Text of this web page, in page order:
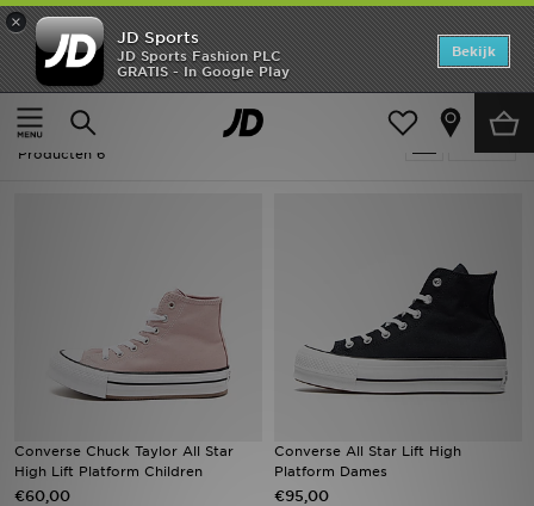
×
JD Sports
JD Sports Fashion PLC
GRATIS - In Google Play
Bekijk
Thuis
Converse All Star Lift
Converse All Star Lift
Producten 6
Converse Chuck Taylor All Star
High Lift Platform Children
€60,00
Converse All Star Lift High
Platform Dames
€95,00
Home
Offers
New In
Collecties
Sports